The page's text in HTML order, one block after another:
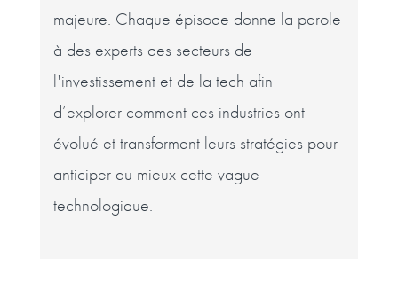
majeure. Chaque épisode donne la parole
à des experts des secteurs de
l'investissement et de la tech afin
d’explorer comment ces industries ont
évolué et transforment leurs stratégies pour
anticiper au mieux cette vague
technologique.